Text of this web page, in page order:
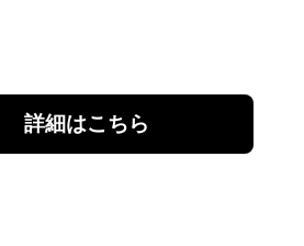
詳細はこちら